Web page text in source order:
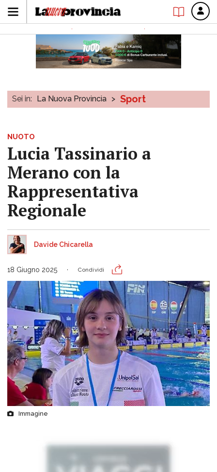
Sei in: La Nuova Provincia > Sport
NUOTO
Lucia Tassinario a
Merano con la
Rappresentativa
Regionale
Davide Chicarella
18 Giugno 2025 Condividi
Immagine